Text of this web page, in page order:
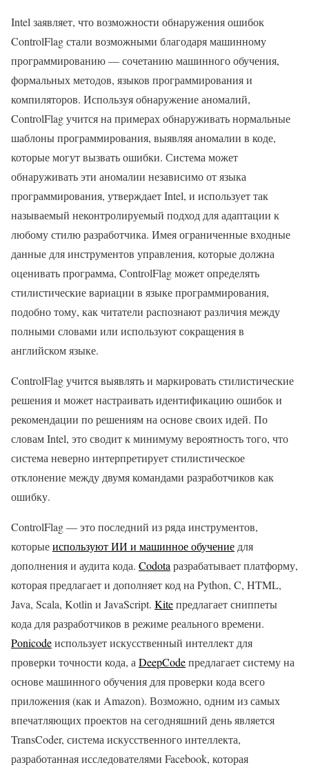
Intel заявляет, что возможности обнаружения ошибок
ControlFlag стали возможными благодаря машинному
программированию — сочетанию машинного обучения,
формальных методов, языков программирования и
компиляторов. Используя обнаружение аномалий,
ControlFlag учится на примерах обнаруживать нормальные
шаблоны программирования, выявляя аномалии в коде,
которые могут вызвать ошибки. Система может
обнаруживать эти аномалии независимо от языка
программирования, утверждает Intel, и использует так
называемый неконтролируемый подход для адаптации к
любому стилю разработчика. Имея ограниченные входные
данные для инструментов управления, которые должна
оценивать программа, ControlFlag может определять
стилистические вариации в языке программирования,
подобно тому, как читатели распознают различия между
полными словами или используют сокращения в
английском языке.
ControlFlag учится выявлять и маркировать стилистические
решения и может настраивать идентификацию ошибок и
рекомендации по решениям на основе своих идей. По
словам Intel, это сводит к минимуму вероятность того, что
система неверно интерпретирует стилистическое
отклонение между двумя командами разработчиков как
ошибку.
ControlFlag — это последний из ряда инструментов,
которыеиспользуют ИИ и машинное обучение для
дополнения и аудита кода. Codota разрабатывает платформу,
которая предлагает и дополняет код на Python, C, HTML,
Java, Scala, Kotlin и JavaScript. Kiteпредлагает сниппеты
кода для разработчиков в режиме реального времени.
Ponicodeиспользует искусственный интеллект для
проверки точности кода, а DeepCodeпредлагает систему на
основе машинного обучения для проверки кода всего
приложения (как и Amazon). Возможно, одним из самых
впечатляющих проектов на сегодняшний день является
TransCoder, система искусственного интеллекта,
разработанная исследователями Facebook, которая